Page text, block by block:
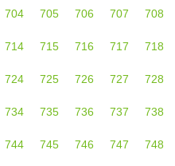
704 705 706 707 708
714 715 716 717 718
724 725 726 727 728
734 735 736 737 738
744 745 746 747 748